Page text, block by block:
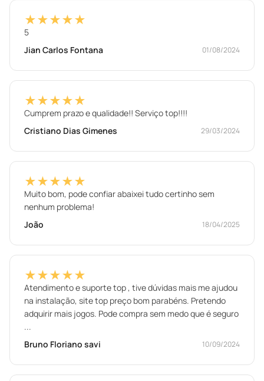
★★★★★
5
Jian Carlos Fontana
01/08/2024
★★★★★
Cumprem prazo e qualidade!! Serviço top!!!!
Cristiano Dias Gimenes
29/03/2024
★★★★★
Muito bom, pode confiar abaixei tudo certinho sem
nenhum problema!
João
18/04/2025
★★★★★
Atendimento e suporte top , tive dúvidas mais me ajudou
na instalação, site top preço bom parabéns. Pretendo
adquirir mais jogos. Pode compra sem medo que é seguro
...
Bruno Floriano savi
10/09/2024